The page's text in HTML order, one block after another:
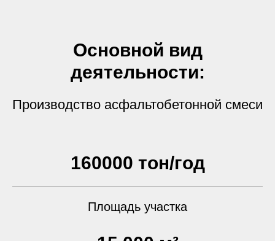
Основной вид
деятельности:
Производство асфальтобетонной смеси
160000 тон/год
Площадь участка